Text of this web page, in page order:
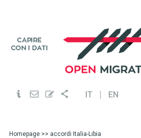
IT EN
Homepage>> accordi Italia-Libia